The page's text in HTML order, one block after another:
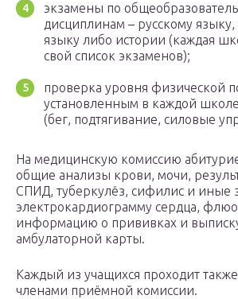
экзамены по
дисциплинам – русскому
языку либо истории (каждая
свой список экзаменов);
проверка уровня физической
установленным в каждой
(бег, подтягивание, силовые
На медицинскую комиссию
общие анализы крови, мочи,
СПИД, туберкулёз, сифилис и иные
электрокардиограмму сердца,
информацию о прививках и
амбулаторной карты.
Каждый из учащихся проходит
членами приёмной комиссии.